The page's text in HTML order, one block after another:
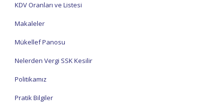
KDV Oranları ve Listesi
Makaleler
Mükellef Panosu
Nelerden Vergi SSK Kesilir
Politikamız
Pratik Bilgiler